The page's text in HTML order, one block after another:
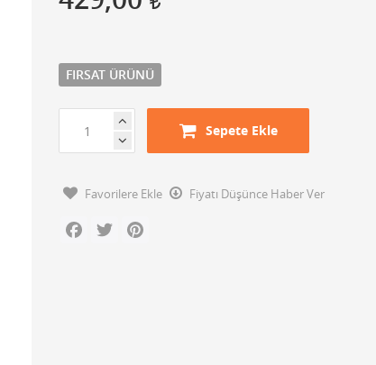
FIRSAT ÜRÜNÜ
Sepete Ekle
Favorilere Ekle
Fiyatı Düşünce Haber Ver
Facebook
Twitter